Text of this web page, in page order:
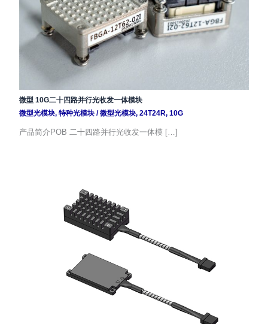
微型 10G二十四路并行光收发一体模块
微型光模块, 特种光模块/微型光模块, 24T24R, 10G
产品简介POB 二十四路并行光收发一体模 […]